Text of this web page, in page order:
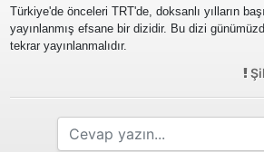
Türkiye'de önceleri TRT'de, doksanlı yılların
yayınlanmış efsane bir dizidir. Bu dizi
tekrar yayınlanmalıdır.